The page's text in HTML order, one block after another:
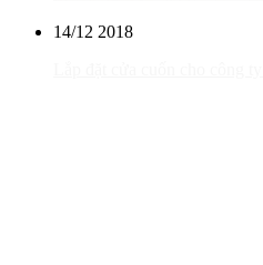
14/12 2018